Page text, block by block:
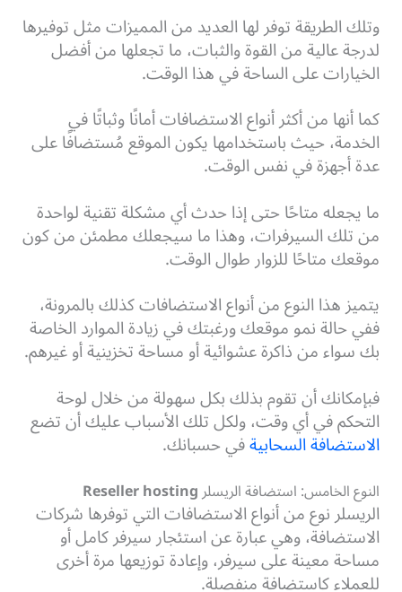
وتلك الطريقة توفر لها العديد من المميزات مثل توفيرها
لدرجة عالية من القوة والثبات، ما تجعلها من أفضل
الخيارات على الساحة في هذا الوقت.
كما أنها من أكثر أنواع الاستضافات أمانًا وثباتًا في
الخدمة، حيث باستخدامها يكون الموقع مُستضافًا على
عدة أجهزة في نفس الوقت.
ما يجعله متاحًا حتى إذا حدث أي مشكلة تقنية لواحدة
من تلك السيرفرات، وهذا ما سيجعلك مطمئن من كون
موقعك متاحًا للزوار طوال الوقت.
يتميز هذا النوع من أنواع الاستضافات كذلك بالمرونة،
ففي حالة نمو موقعك ورغبتك في زيادة الموارد الخاصة
بك سواء من ذاكرة عشوائية أو مساحة تخزينية أو غيرهم.
فبإمكانك أن تقوم بذلك بكل سهولة من خلال لوحة
التحكم في أي وقت، ولكل تلك الأسباب عليك أن تضع
الاستضافة السحابيةفي حسبانك.
النوع الخامس: استضافة الريسلرReseller hosting
الريسلر نوع من أنواع الاستضافات التي توفرها شركات
الاستضافة، وهي عبارة عن استئجار سيرفر كامل أو
مساحة معينة على سيرفر، وإعادة توزيعها مرة أخرى
للعملاء كاستضافة منفصلة.